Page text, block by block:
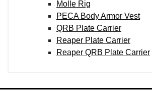
Molle Rig
PECA Body Armor Vest
QRB Plate Carrier
Reaper Plate Carrier
Reaper QRB Plate Carrier